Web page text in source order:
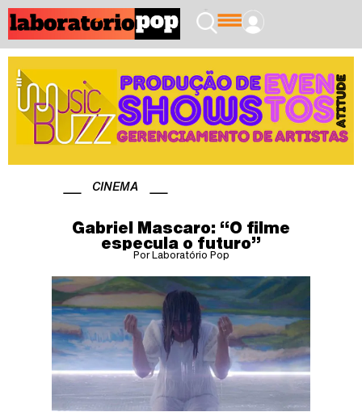
CINEMA
Gabriel Mascaro: “O filme
especula o futuro”
Por Laboratório Pop